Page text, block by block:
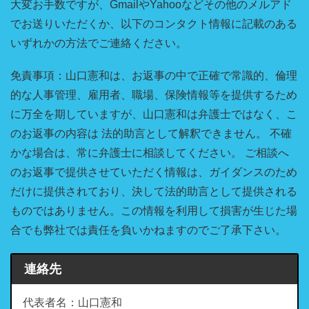
大変お手数ですが、GmailやYahooなどその他のメルアド
でお送りいただくか、以下のコンタクト情報に記載のある
いずれかの方法でご連絡ください。
免責事項：山口憲和は、お返事の中で正確で常識的、倫理
的な人事管理、雇用者、職場、保険情報等を提供するため
に万全を期していますが、山口憲和は弁護士ではなく、こ
のお返事の内容は 法的助言として解釈できません。 不確
かな場合は、常に弁護士に相談してください。 ご相談へ
のお返事で提供させていただく情報は、ガイダンスのため
だけに提供されており、決して法的助言として提供される
ものではありません。この情報を利用して損害が生じた場
合でも弊社では責任を負いかねますのでご了承下さい。
連絡先
代表者名：山口憲和